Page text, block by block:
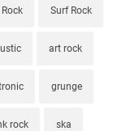
Surf Rock
art rock
grunge
rock ska